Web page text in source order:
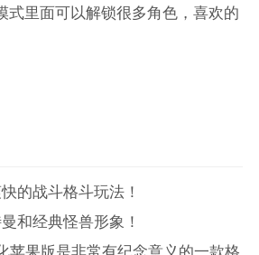
式里面可以解锁很多角色，喜欢的
的战斗格斗玩法！
和经典怪兽形象！
苹果版是非常有纪念意义的一款格